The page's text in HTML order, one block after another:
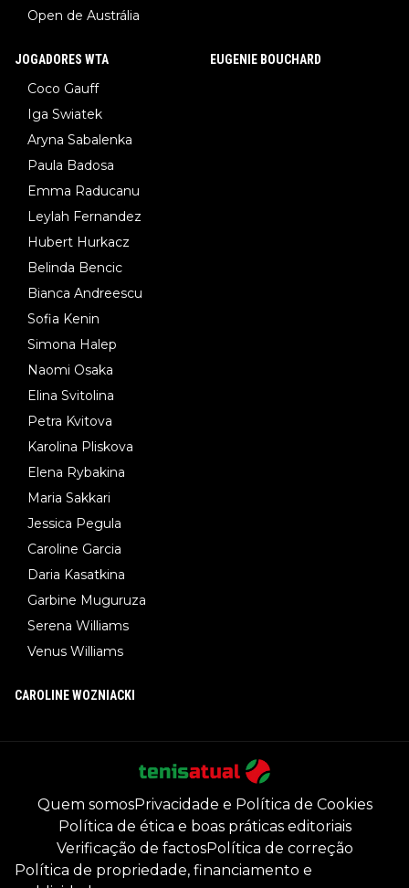
Open de Austrália
JOGADORES WTA
Coco Gauff
Iga Swiatek
Aryna Sabalenka
Paula Badosa
Emma Raducanu
Leylah Fernandez
Hubert Hurkacz
Belinda Bencic
Bianca Andreescu
Sofia Kenin
Simona Halep
Naomi Osaka
Elina Svitolina
Petra Kvitova
Karolina Pliskova
Elena Rybakina
Maria Sakkari
Jessica Pegula
Caroline Garcia
Daria Kasatkina
Garbine Muguruza
Serena Williams
Venus Williams
EUGENIE BOUCHARD
CAROLINE WOZNIACKI
Quem somosPrivacidade e Política de Cookies
Política de ética e boas práticas editoriais
Verificação de factosPolítica de correção
Política de propriedade, financiamento e